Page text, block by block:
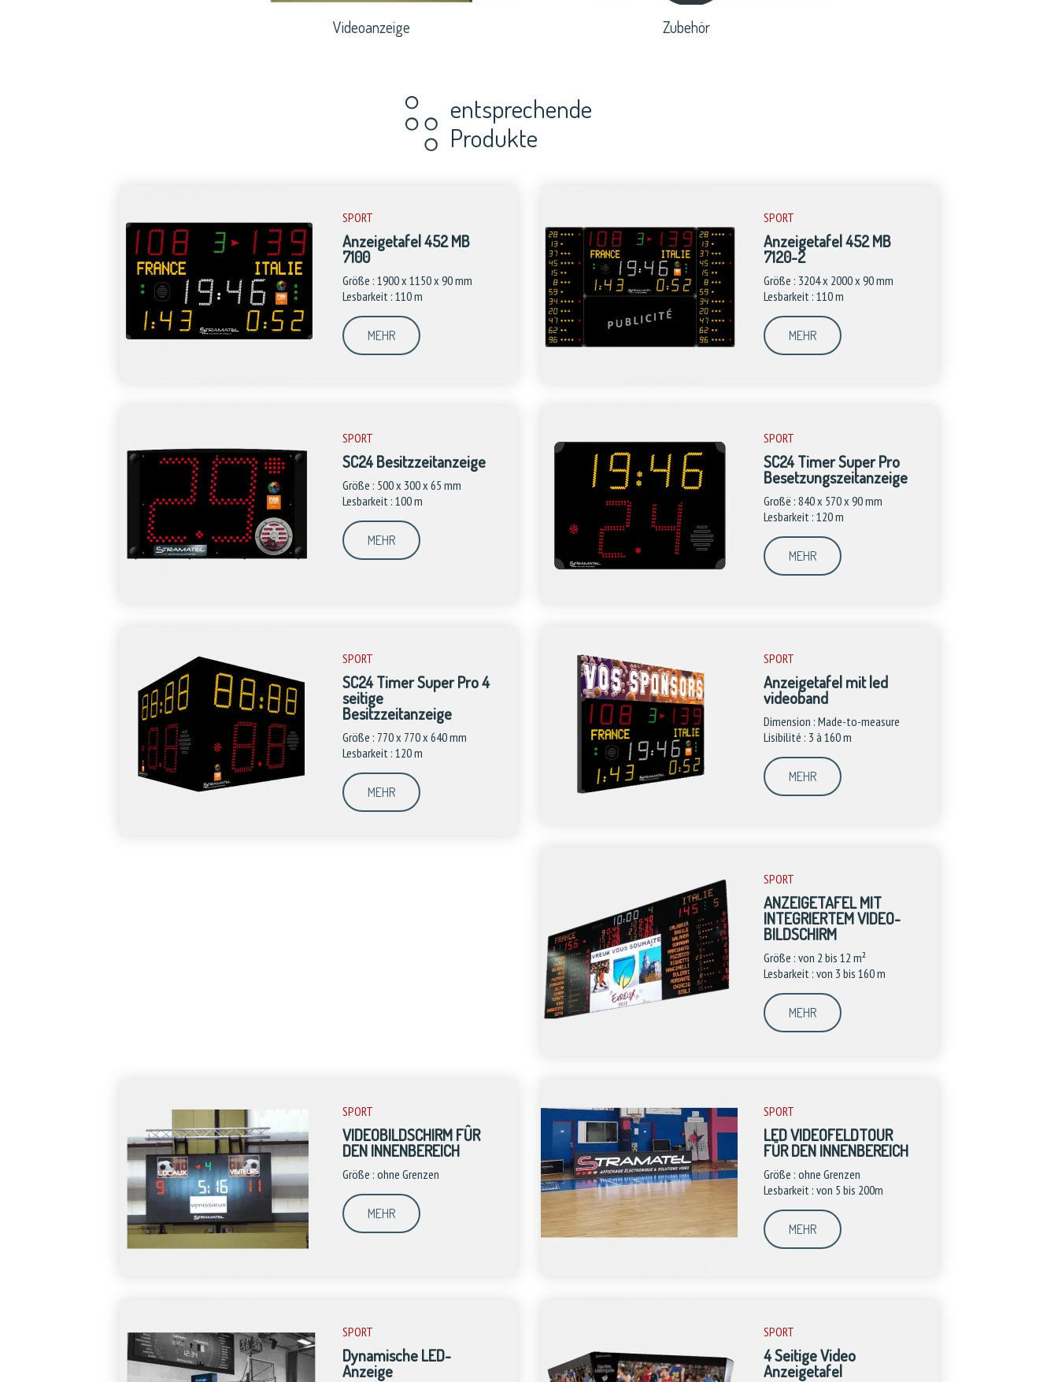
Videoanzeige Zubehör
entsprechende
Produkte
SPORT
Anzeigetafel 452 MB
7100
Größe : 1900 x 1150 x 90 mm
Lesbarkeit : 110 m
MEHR
SPORT
Anzeigetafel 452 MB
7120-2
Größe : 3204 x 2000 x 90 mm
Lesbarkeit : 110 m
MEHR
SPORT
SC24 Besitzzeitanzeige
Größe : 500 x 300 x 65 mm
Lesbarkeit : 100 m
MEHR
SPORT
SC24 Timer Super Pro
Besetzungszeitanzeige
Großë : 840 x 570 x 90 mm
Lesbarkeit : 120 m
MEHR
SPORT
SC24 Timer Super Pro 4
seitige
Besitzzeitanzeige
Größe : 770 x 770 x 640 mm
Lesbarkeit : 120 m
MEHR
SPORT
Anzeigetafel mit led
videoband
Dimension : Made-to-measure
Lisibilité : 3 à 160 m
MEHR
SPORT
ANZEIGETAFEL MIT
INTEGRIERTEM VIDEO-
BILDSCHIRM
Größe : von 2 bis 12 m²
Lesbarkeit : von 3 bis 160 m
MEHR
SPORT
VIDEOBILDSCHIRM FÛR
DEN INNENBEREICH
Größe : ohne Grenzen
MEHR
SPORT
LED VIDEOFELDTOUR
FÜR DEN INNENBEREICH
Größe : ohne Grenzen
Lesbarkeit : von 5 bis 200m
MEHR
SPORT
Dynamische LED-
Anzeige
SPORT
4 Seitige Video
Anzeigetafel